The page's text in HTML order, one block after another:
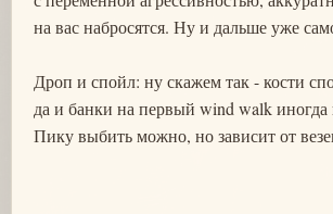
на вас набросятся. Ну и дальше уже
Дроп и спойл: ну скажем так - кости
да и банки на первый wind walk
Пику выбить можно, но зависит от